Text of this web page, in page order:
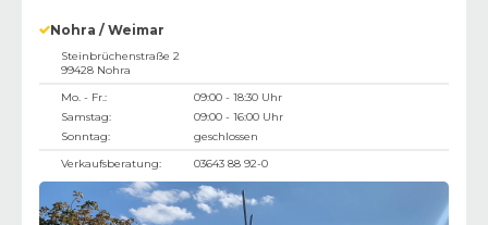
Nohra / Weimar
Steinbrüchenstraße 2
99428 Nohra
Mo. - Fr.:
09:00 - 18:30 Uhr
Samstag:
09:00 - 16:00 Uhr
Sonntag:
geschlossen
Verkaufsberatung:
03643 88 92-0